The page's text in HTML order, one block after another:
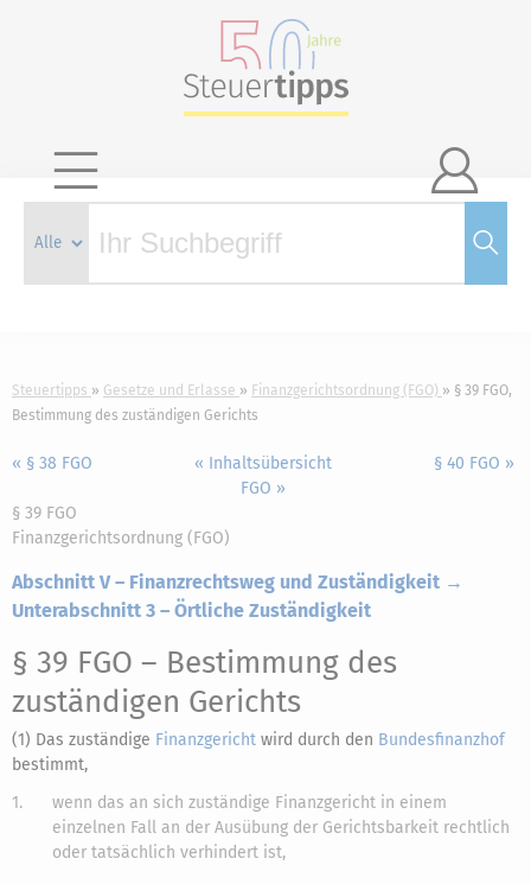

Steuertipps Gesetze und Erlasse Finanzgerichtsordnung (FGO)
§ 39 FGO,
Bestimmung des zuständigen Gerichts
« § 38 FGO
« Inhaltsübersicht
FGO »
§ 40 FGO »
§ 39 FGO
Finanzgerichtsordnung (FGO)
Abschnitt V – Finanzrechtsweg und Zuständigkeit →
Unterabschnitt 3 – Örtliche Zuständigkeit
§ 39 FGO – Bestimmung des
zuständigen Gerichts
(1) Das zuständige Finanzgericht wird durch den Bundesfinanzhof
bestimmt,
1.
wenn das an sich zuständige Finanzgericht in einem
einzelnen Fall an der Ausübung der Gerichtsbarkeit rechtlich
oder tatsächlich verhindert ist,